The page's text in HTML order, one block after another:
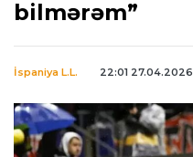
bilmərəm”
İspaniya L.L. 22:01 27.04.2026